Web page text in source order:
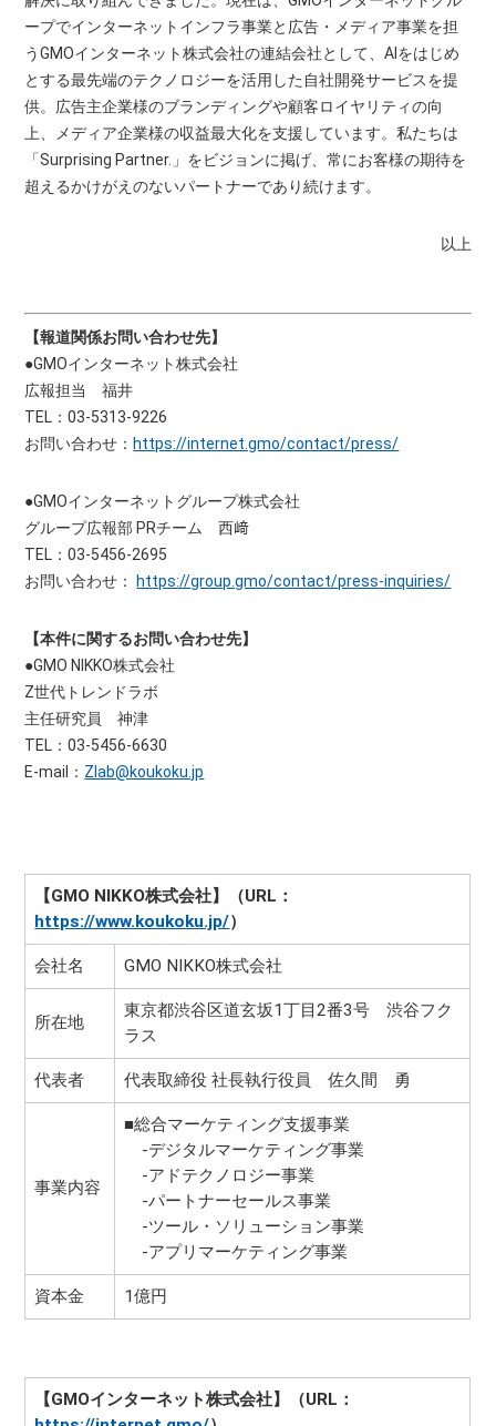
ープでインターネットインフラ事業と広告・メディア事業を担
うGMOインターネット株式会社の連結会社として、AIをはじめ
とする最先端のテクノロジーを活用した自社開発サービスを提
供。広告主企業様のブランディングや顧客ロイヤリティの向
上、メディア企業様の収益最大化を支援しています。私たちは
「Surprising Partner.」をビジョンに掲げ、常にお客様の期待を
超えるかけがえのないパートナーであり続けます。
以上
【報道関係お問い合わせ先】
●GMOインターネット株式会社
広報担当 福井
TEL：03-5313-9226
お問い合わせ： https://internet.gmo/contact/press/
●GMOインターネットグループ株式会社
グループ広報部 PRチーム 西﨑
TEL：03-5456-2695
お問い合わせ：
https://group.gmo/contact/press-inquiries/
【本件に関するお問い合わせ先】
●GMO NIKKO株式会社
Z世代トレンドラボ
主任研究員 神津
TEL：03-5456-6630
E-mail： Zlab@koukoku.jp
【GMO NIKKO株式会社】（URL：
https://www.koukoku.jp/）
会社名 GMO NIKKO株式会社
所在地
東京都渋谷区道玄坂1丁目2番3号 渋谷フク
ラス
代表者 代表取締役 社長執行役員 佐久間 勇
事業内容
■総合マーケティング支援事業
-デジタルマーケティング事業
-アドテクノロジー事業
-パートナーセールス事業
-ツール・ソリューション事業
-アプリマーケティング事業
資本金 1億円
【GMOインターネット株式会社】（URL：